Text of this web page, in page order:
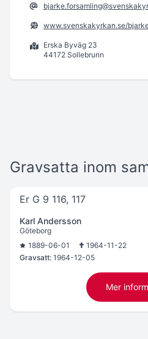
www.svenskakyrkan.se/
Erska Byväg 23
44172 Sollebrunn
Gravsatta inom
Er G 9 116, 117
Karl Andersson
Göteborg
1889-06-01
1964-11-22
Gravsatt: 1964-12-05
Mer